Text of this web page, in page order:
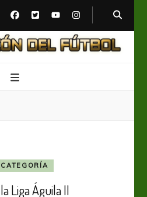
Liga Águila II